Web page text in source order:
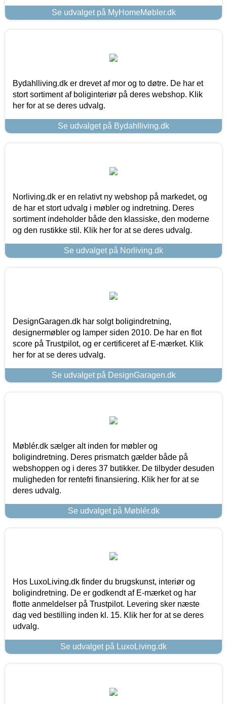
Se udvalget på MyHomeMøbler.dk
Bydahlliving.dk er drevet af mor og to døtre. De har et
stort sortiment af boliginteriør på deres webshop. Klik
her for at se deres udvalg.
Se udvalget på Bydahlliving.dk
Norliving.dk er en relativt ny webshop på markedet, og
de har et stort udvalg i møbler og indretning. Deres
sortiment indeholder både den klassiske, den moderne
og den rustikke stil. Klik her for at se deres udvalg.
Se udvalget på Norliving.dk
DesignGaragen.dk har solgt boligindretning,
designermøbler og lamper siden 2010. De har en flot
score på Trustpilot, og er certificeret af E-mærket. Klik
her for at se deres udvalg.
Se udvalget på DesignGaragen.dk
Møblér.dk sælger alt inden for møbler og
boligindretning. Deres prismatch gælder både på
webshoppen og i deres 37 butikker. De tilbyder desuden
muligheden for rentefri finansiering. Klik her for at se
deres udvalg.
Se udvalget på Møblér.dk
Hos LuxoLiving.dk finder du brugskunst, interiør og
boligindretning. De er godkendt af E-mærket og har
flotte anmeldelser på Trustpilot. Levering sker næste
dag ved bestilling inden kl. 15. Klik her for at se deres
udvalg.
Se udvalget på LuxoLiving.dk